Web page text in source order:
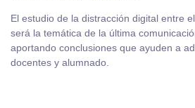
El estudio de la distracción digital entre
será la temática de la última
aportando conclusiones que ayuden a
docentes y alumnado.